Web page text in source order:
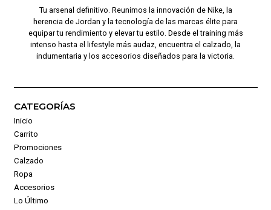
Tu arsenal definitivo. Reunimos la innovación de Nike, la
herencia de Jordan y la tecnología de las marcas élite para
equipar tu rendimiento y elevar tu estilo. Desde el training más
intenso hasta el lifestyle más audaz, encuentra el calzado, la
indumentaria y los accesorios diseñados para la victoria.
CATEGORÍAS
Inicio
Carrito
Promociones
Calzado
Ropa
Accesorios
Lo Último